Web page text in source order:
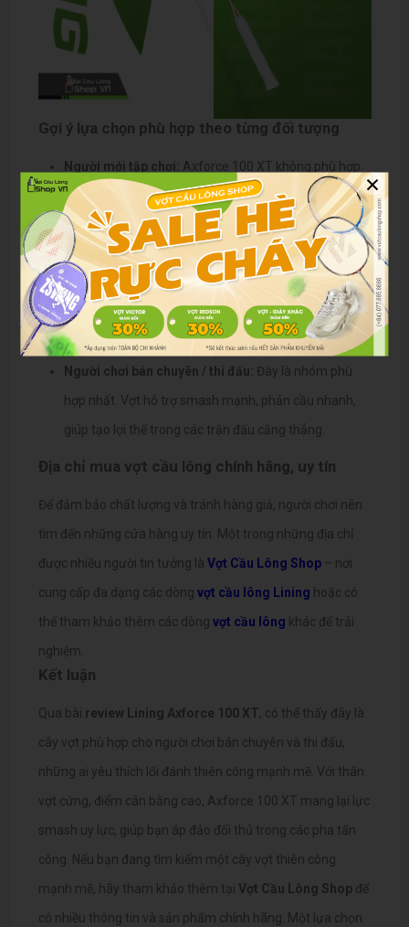
Gợi ý lựa chọn phù hợp theo từng đối tượng
Người mới tập chơi: Axforce 100 XT không phù hợp
vì thân vợt cứng, khó kiểm soát. Người mới nên chọn
dòng dễ điều khiển hơn.
Người chơi phong trào:Nếu đã có nền tảng kỹ thuật
tốt, có thể thử Axforce 100 XT để nâng cao khả năng
tấn công. Tuy nhiên, cần lưu ý lực cổ tay để tránh chấn
thương.
Người chơi bán chuyên / thi đấu: Đây là nhóm phù
hợp nhất. Vợt hỗ trợ smash mạnh, phản cầu nhanh,
giúp tạo lợi thế trong các trận đấu căng thẳng.
Địa chỉ mua vợt cầu lông chính hãng, uy tín
Để đảm bảo chất lượng và tránh hàng giả, người chơi nên
tìm đến những cửa hàng uy tín. Một trong những địa chỉ
được nhiều người tin tưởng là Vợt Cầu Lông Shop– nơi
cung cấp đa dạng các dòng vợt cầu lông Lining hoặc có
thể tham khảo thêm các dòng vợt cầu lông khác để trải
nghiệm.
Kết luận
Qua bài review Lining Axforce 100 XT, có thể thấy đây là
cây vợt phù hợp cho người chơi bán chuyên và thi đấu,
những ai yêu thích lối đánh thiên công mạnh mẽ. Với thân
vợt cứng, điểm cân bằng cao, Axforce 100 XT mang lại lực
smash uy lực, giúp bạn áp đảo đối thủ trong các pha tấn
công. Nếu bạn đang tìm kiếm một cây vợt thiên công
mạnh mẽ, hãy tham khảo thêm tại Vợt Cầu Lông Shop để
có nhiều thông tin và sản phẩm chính hãng. Một lựa chọn
×